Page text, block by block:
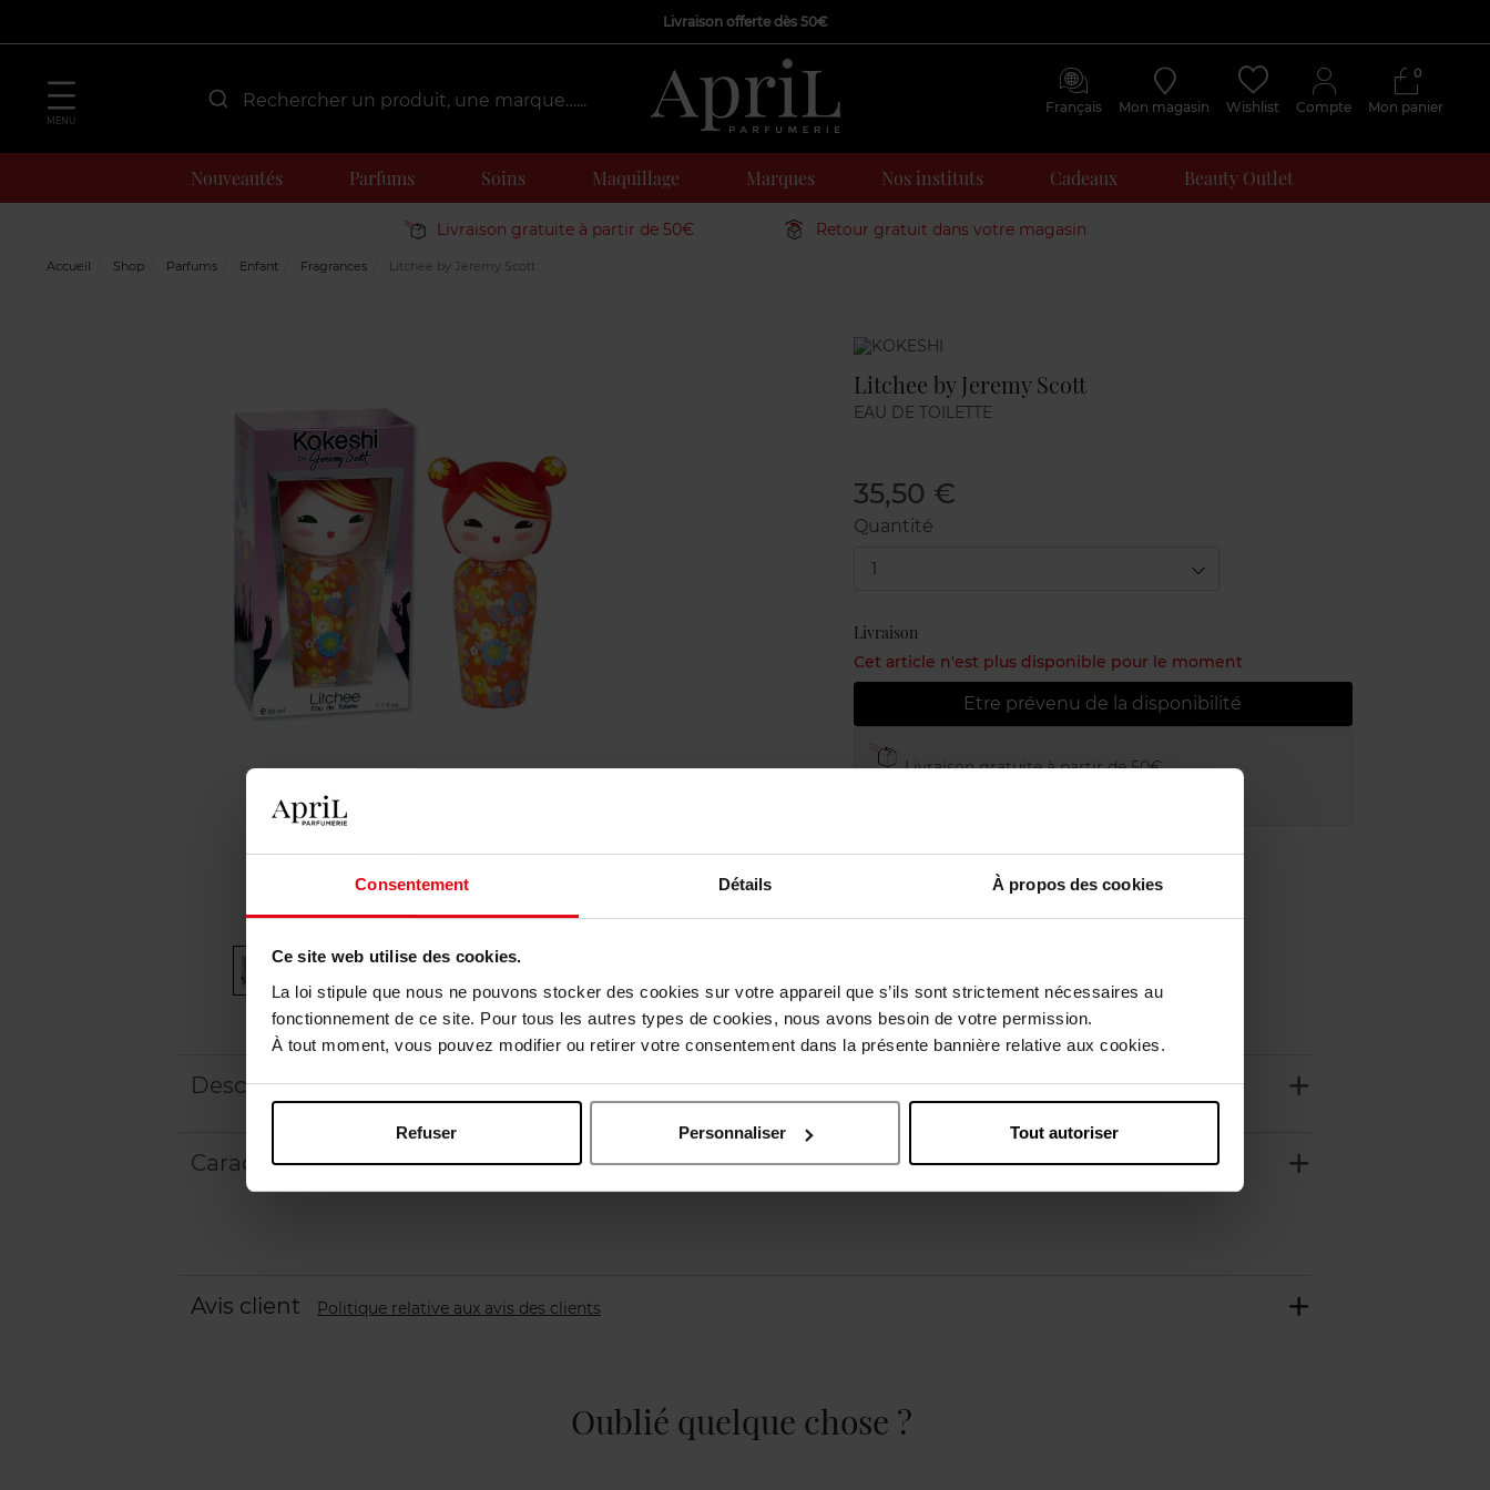
Consentement Détails À propos des cookies
Ce site web utilise des cookies.
La loi stipule que nous ne pouvons stocker des cookies sur votre appareil que s’ils sont strictement nécessaires au
fonctionnement de ce site. Pour tous les autres types de cookies, nous avons besoin de votre permission.
À tout moment, vous pouvez modifier ou retirer votre consentement dans la présente bannière relative aux cookies.
Refuser Personnaliser Tout autoriser
Livraison offerte dès 50€
MENU
Français Mon magasin Wishlist Compte Mon panier
0
Nouveautés Parfums Soins Maquillage Marques Nos instituts Cadeaux Beauty Outlet
Livraison gratuite à partir de 50€ Retour gratuit dans votre magasin
Accueil Shop Parfums Enfant Fragrances Litchee by Jeremy Scott
Marque
Litchee by Jeremy Scott
EAU DE TOILETTE
35,50 €
Quantité
1
Livraison
Cet article n'est plus disponible pour le moment
Etre prévenu de la disponibilité
Livraison gratuite à partir de 50€
Description
Caractéristiques
Avis client Politique relative aux avis des clients
Oublié quelque chose ?